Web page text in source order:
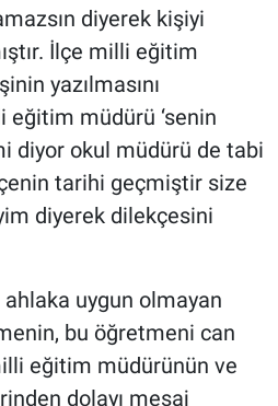
diyerek kişiyi
İlçe milli eğitim
yazılmasını
müdürü ‘senin
diyor okul müdürü de tabi
tarihi geçmiştir size
diyerek dilekçesini
uygun olmayan
bu öğretmeni can
eğitim müdürünün ve
dolayı mesaj